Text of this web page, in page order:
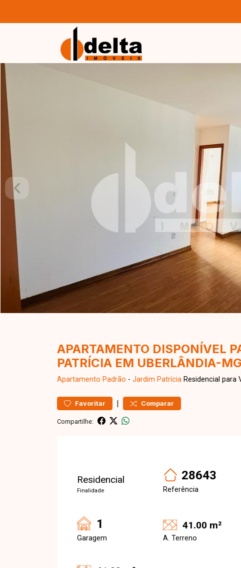
APARTAMENTO DISPONÍVEL
PATRÍCIA EM UBERLÂNDIA-MG
Apartamento Padrão - Jardim Patrícia Residencial para
Favoritar | Comparar
Compartilhe:
Residencial
Finalidade
28643
Referência
1
Garagem
41.00 m²
A. Terreno